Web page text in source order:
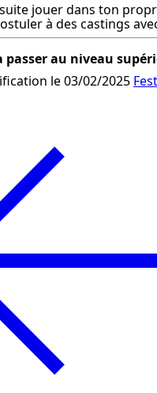
jouer dans ton
à des castings
passer au niveau
le 03/02/2025